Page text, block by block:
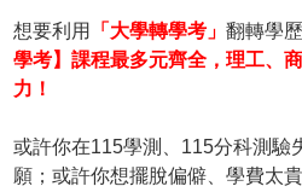
想要利用 「大學轉學考」翻轉學
學考】課程最多元齊全，理工、
力！
或許你在115學測、115分科測驗
願；或許你想擺脫偏僻、學費太